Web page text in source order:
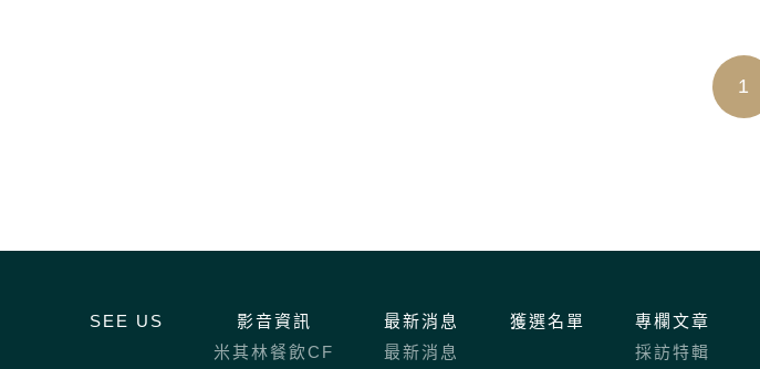
1
SEE US
影音資訊
米其林餐飲CF
最新消息
最新消息
獲選名單
專欄文章
採訪特輯